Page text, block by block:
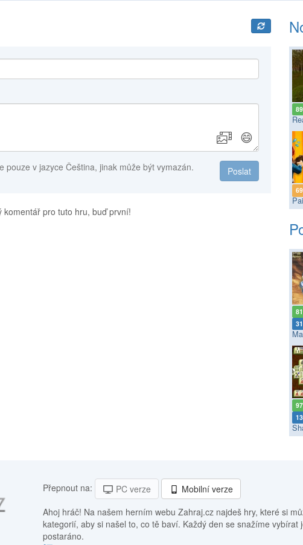
😄
Poslat
pouze v jazyce Čeština, jinak může být vymazán.
komentář pro tuto hru, buď první!
Přepnout na: PC verze
Mobilní verze
Ahoj hráč! Na našem herním webu Zahraj.cz najdeš hry, které si
kategorií, aby si našel to, co tě baví. Každý den se snažíme
postaráno.